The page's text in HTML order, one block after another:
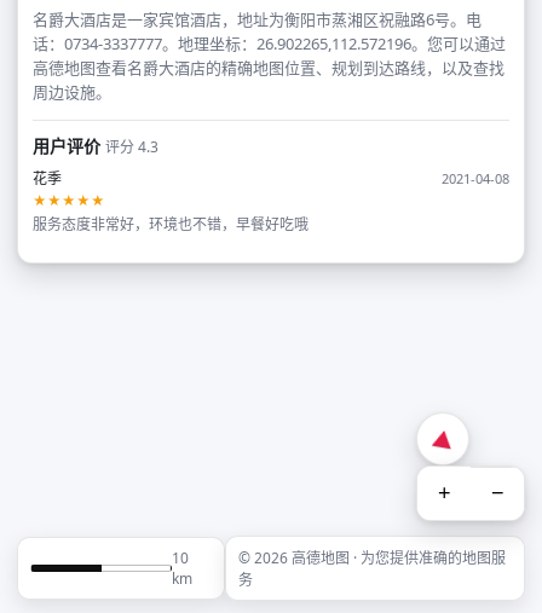
名爵大酒店是一家宾馆酒店，地址为衡阳市蒸湘区祝融路6号。电
话：0734-3337777。地理坐标：26.902265,112.572196。您可以通过
高德地图查看名爵大酒店的精确地图位置、规划到达路线，以及查找
周边设施。
用户评价评分 4.3
花季
2021-04-08
★★★★★
服务态度非常好，环境也不错，早餐好吃哦
+ −
10
km
© 2026 高德地图 · 为您提供准确的地图服
务